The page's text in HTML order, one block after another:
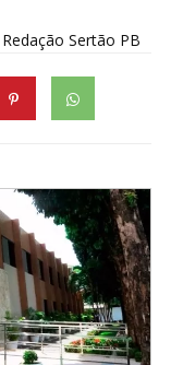
Redação Sertão PB